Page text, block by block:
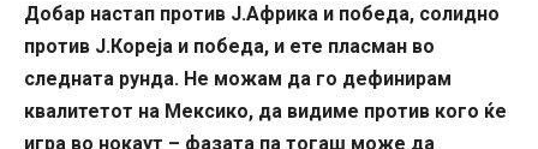
Добар настап против Ј.Африка и победа, солидно
против Ј.Кореја и победа, и ете пласман во
следната рунда. Не можам да го дефинирам
квалитетот на Мексико, да видиме против кого ќе
игра во нокаут – фазата па тогаш може да